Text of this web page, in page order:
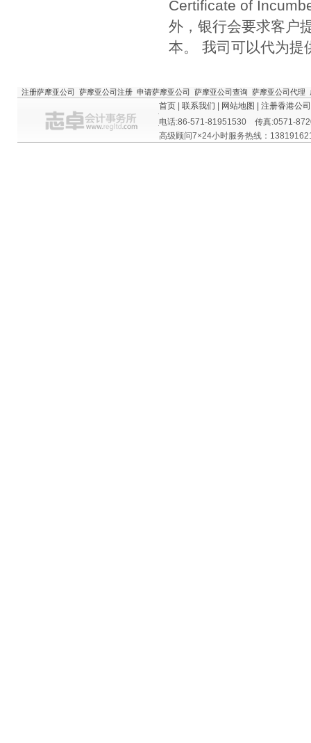
Certificate of
外，银行会要求客户
本。 我司可以代为提
注册萨摩亚公司 萨摩亚公司注册 申请萨摩亚公司 萨摩亚公司查询 萨摩亚公司代理
首页 联系我们 网站地图 | 注册香港公司
电话:86-571-81951530 传真:0571-
高级顾问7×24小时服务热线：